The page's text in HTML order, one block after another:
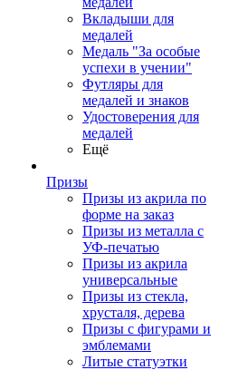
Вкладыши для
медалей
Медаль "За особые
успехи в учении"
Футляры для
медалей и знаков
Удостоверения для
медалей
Ещё
Призы
Призы из акрила по
форме на заказ
Призы из металла с
УФ-печатью
Призы из акрила
универсальные
Призы из стекла,
хрусталя, дерева
Призы с фигурами и
эмблемами
Литые статуэтки